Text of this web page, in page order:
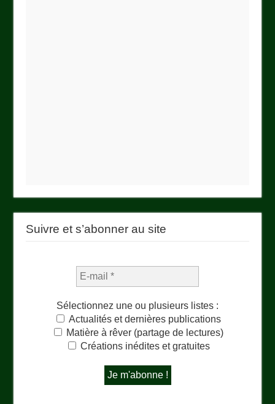
Suivre et s’abonner au site
Sélectionnez une ou plusieurs listes :
Actualités et dernières publications
Matière à rêver (partage de lectures)
Créations inédites et gratuites